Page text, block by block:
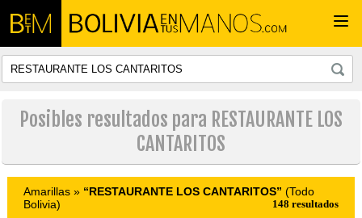
Posibles resultados para RESTAURANTE LOS
CANTARITOS
Amarillas » “RESTAURANTE LOS CANTARITOS” (Todo
Bolivia)
148 resultados